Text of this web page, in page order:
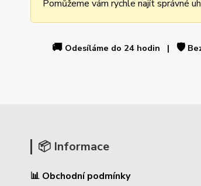
Pomůžeme vám rychle najít správné
🚚Odesíláme do 24 hodin | 🛡️
📦 Informace
📊 Obchodní podmínky